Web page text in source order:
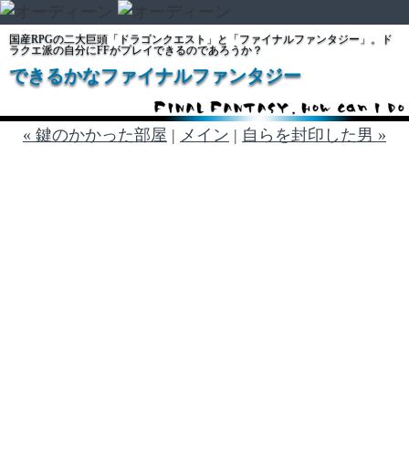
国産RPGの二大巨頭「ドラゴンクエスト」と「ファイナルファンタジー」。ド
ラクエ派の自分にFFがプレイできるのであろうか？
できるかなファイナルファンタジー
« 鍵のかかった部屋 | メイン | 自らを封印した男 »